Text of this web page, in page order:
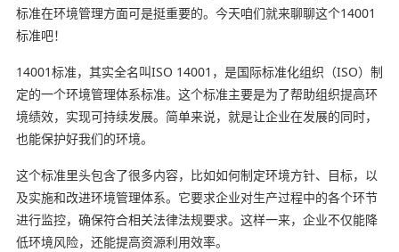
标准在环境管理方面可是挺重要的。今天咱们就来聊聊这个14001
标准吧！
14001标准，其实全名叫ISO 14001，是国际标准化组织（ISO）制
定的一个环境管理体系标准。这个标准主要是为了帮助组织提高环
境绩效，实现可持续发展。简单来说，就是让企业在发展的同时，
也能保护好我们的环境。
这个标准里头包含了很多内容，比如如何制定环境方针、目标，以
及实施和改进环境管理体系。它要求企业对生产过程中的各个环节
进行监控，确保符合相关法律法规要求。这样一来，企业不仅能降
低环境风险，还能提高资源利用效率。